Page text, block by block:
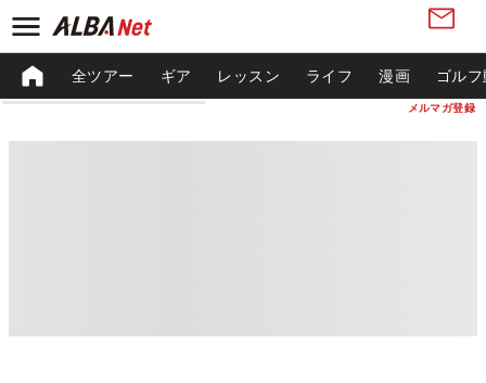
メルマガ登録
全ツアー ギア レッスン ライフ 漫画 ゴル